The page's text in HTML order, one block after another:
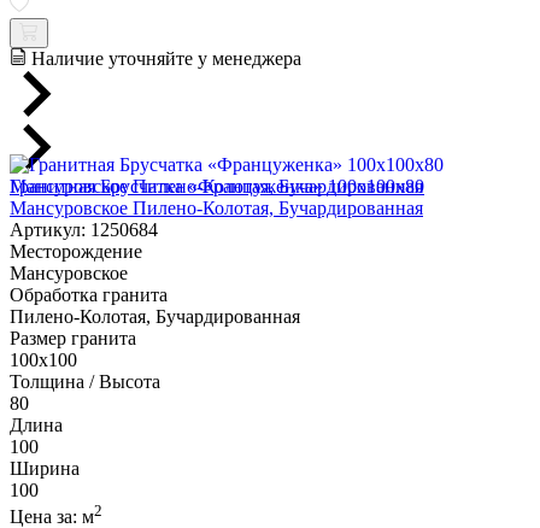
Наличие уточняйте у менеджера
Гранитная Брусчатка «Француженка» 100х100x80
Мансуровское Пилено-Колотая, Бучардированная
Артикул: 1250684
Месторождение
Мансуровское
Обработка гранита
Пилено-Колотая, Бучардированная
Размер гранита
100х100
Толщина / Высота
80
Длина
100
Ширина
100
Цена за: м2